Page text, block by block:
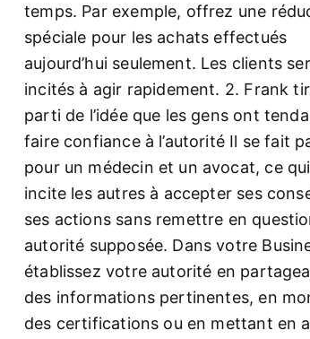
temps. Par exemple, offrez une
spéciale pour les achats effectués
aujourd’hui seulement. Les clients
incités à agir rapidement. 2. Frank
parti de l’idée que les gens ont
faire confiance à l’autorité Il se fait
pour un médecin et un avocat, ce qui
incite les autres à accepter ses
ses actions sans remettre en
autorité supposée. Dans votre
établissez votre autorité en
des informations pertinentes, en
des certifications ou en mettant en